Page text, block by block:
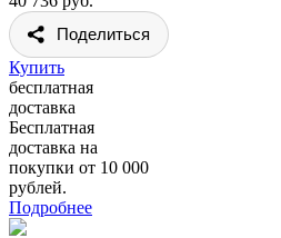
Поделиться
Купить
бесплатная
доставка
Бесплатная
доставка на
покупки от 10 000
рублей.
Подробнее